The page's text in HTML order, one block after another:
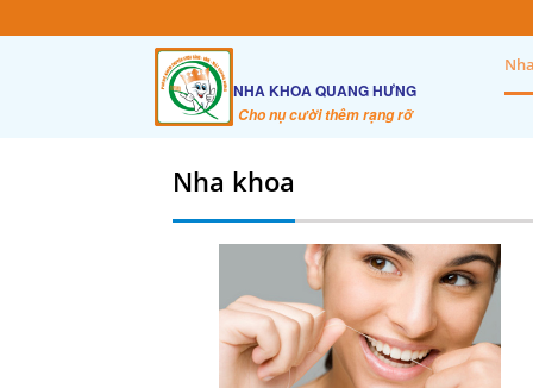
NHA KHOA QUANG HƯNG
Cho nụ cười thêm rạng rỡ
Nha khoa